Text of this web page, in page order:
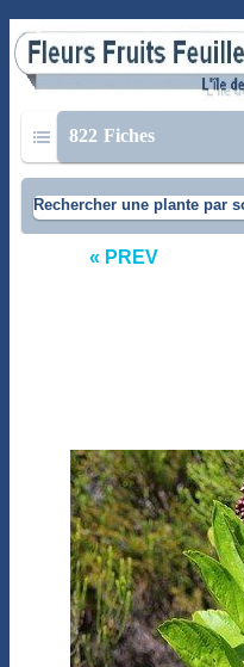
822 Fiches
Rechercher une plante par
« PREV